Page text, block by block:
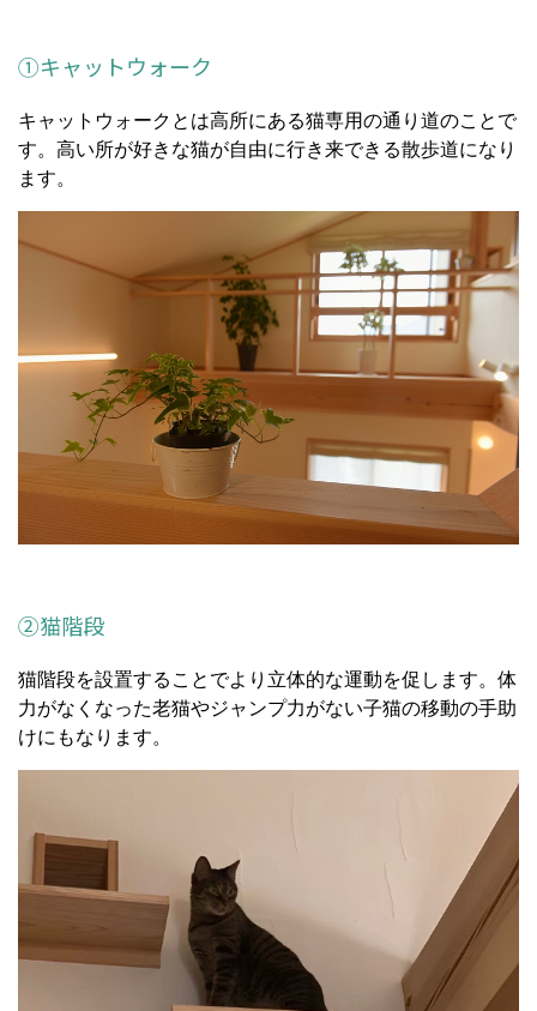
①キャットウォーク
キャットウォークとは高所にある猫専用の通り道のことで
す。高い所が好きな猫が自由に行き来できる散歩道になり
ます。
②猫階段
猫階段を設置することでより立体的な運動を促します。体
力がなくなった老猫やジャンプ力がない子猫の移動の手助
けにもなります。